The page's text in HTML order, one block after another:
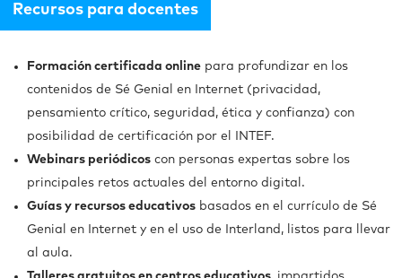
Recursos para docentes
Formación certificada online para profundizar en los
contenidos de Sé Genial en Internet (privacidad,
pensamiento crítico, seguridad, ética y confianza) con
posibilidad de certificación por el INTEF.
Webinars periódicos con personas expertas sobre los
principales retos actuales del entorno digital.
Guías y recursos educativos basados en el currículo de Sé
Genial en Internet y en el uso de Interland, listos para llevar
al aula.